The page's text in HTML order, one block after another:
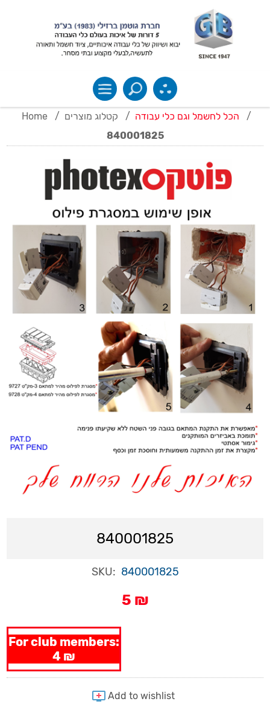
Home / קטלוג מוצרים / הכל לחשמל וגם כלי עבודה
/
840001825
840001825
SKU: 840001825
5 ₪
For club members:
4 ₪